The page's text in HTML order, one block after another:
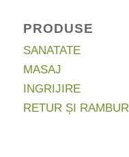
PRODUSE
SANATATE
MASAJ
INGRIJIRE
RETUR ȘI